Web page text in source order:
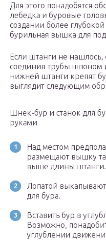
Для этого понадобятся
лебедка и буровые
создании более
бурильная вышка для
Если штанги не нашлось,
соединив трубы шпоном
нижней штанги крепят
выглядит следующим
Шнек-бур и станок для
руками
Над местом
размещают вышку
выше длины штанги.
Лопатой
для бура.
Вставить бур в
Возможно,
углублении